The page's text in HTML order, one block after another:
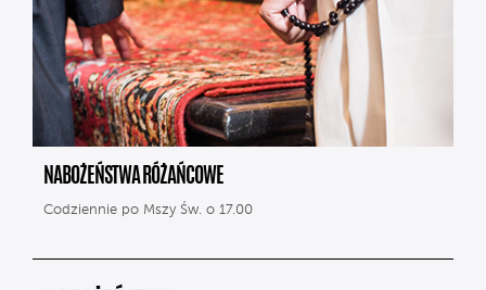
NABOŻEŃSTWA RÓŻAŃCOWE
Codziennie po Mszy Św. o 17.00